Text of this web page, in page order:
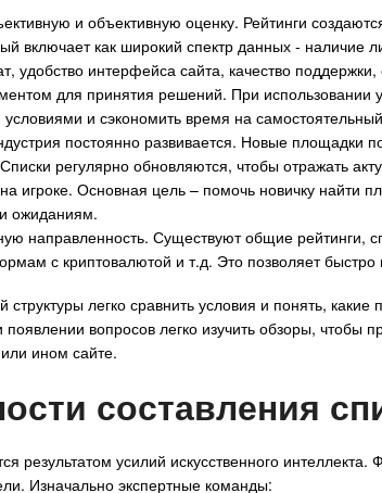
и объективную оценку. Рейтинги
включает как широкий спектр данных - наличие
удобство интерфейса сайта, качество поддержки,
для принятия решений. При использовании
и сэкономить время на
постоянно развивается. Новые площадки
регулярно обновляются, чтобы отражать
игроке. Основная цель – помочь новичку найти
ожиданиям.
направленность. Существуют общие рейтинги,
с криптовалютой и т.д. Это позволяет
структуры легко сравнить условия и понять,
появлении вопросов легко изучить обзоры, чтобы
ином сайте.
составления
результатом усилий искусственного
Изначально экспертные команды: